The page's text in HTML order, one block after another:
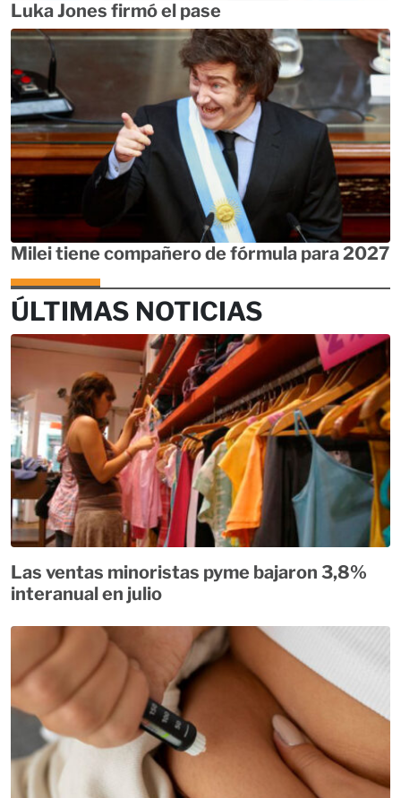
Luka Jones firmó el pase
Milei tiene compañero de fórmula para 2027
ÚLTIMAS NOTICIAS
Las ventas minoristas pyme bajaron 3,8%
interanual en julio